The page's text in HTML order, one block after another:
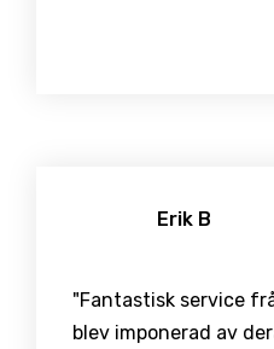
Erik B
"Fantastisk service
blev imponerad av